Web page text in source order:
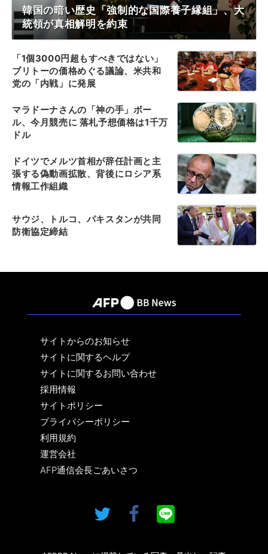
韓国の暗い歴史「強制的な国際養子縁組」、大
統領が真相解明を約束
「1個3000円超もすべきではない」
ブリトーの価格めぐる議論、米共和
党の「内戦」に発展
マラドーナさんの「神の手」ボー
ル、今月競売に 落札予想価格は1千万
ドル
ドイツでメルツ首相が辞任計画と主
張する偽動画拡散、背後にロシア系
情報工作組織
サウジ、トルコ、パキスタンが共同
防衛協定締結
サイトからのお知らせ
サイトに関するヘルプ
サイトに関するお問い合わせ
採用情報
サイトポリシー
プライバシーポリシー
利用規約
運営会社
AFP通信会長ごあいさつ